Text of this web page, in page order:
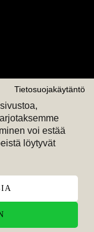
Tietosuojakäytäntö
voi estää
löytyvät
meitä